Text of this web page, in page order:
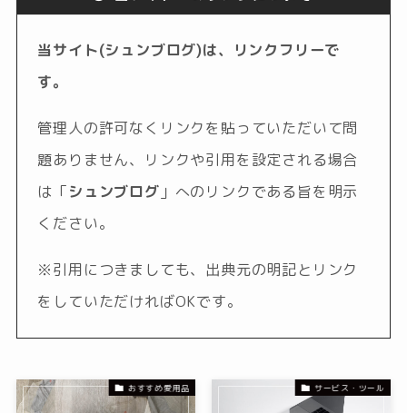
当サイト(シュンブログ)は、リンクフリーで
す。
管理人の許可なくリンクを貼っていただいて問
題ありません、リンクや引用を設定される場合
は「シュンブログ 」へのリンクである旨を明示
ください。
※引用につきましても、出典元の明記とリンク
をしていただければOKです。
おすすめ愛用品 サービス・ツール